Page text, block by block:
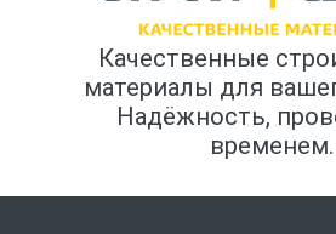
Качественные
материалы для
Надёжность,
временем.